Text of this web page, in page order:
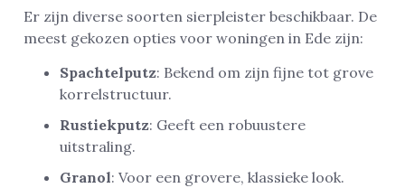
Er zijn diverse soorten sierpleister beschikbaar. De
meest gekozen opties voor woningen in Ede zijn:
Spachtelputz: Bekend om zijn fijne tot grove
korrelstructuur.
Rustiekputz: Geeft een robuustere
uitstraling.
Granol: Voor een grovere, klassieke look.